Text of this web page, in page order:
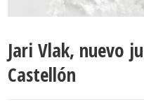
Jari Vlak, nuevo
Castellón